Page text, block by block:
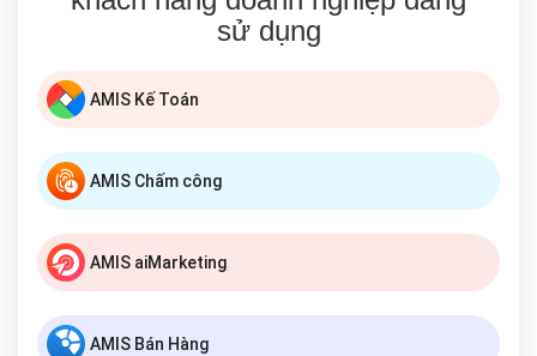
sử dụng
AMIS Kế Toán
AMIS Chấm công
AMIS aiMarketing
AMIS Bán Hàng